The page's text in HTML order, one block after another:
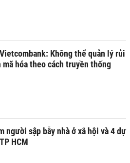
Không thể quản lý rủi
mã hóa theo cách truyền thống
người sập bẫy nhà ở xã hội và 4 dự
HCM